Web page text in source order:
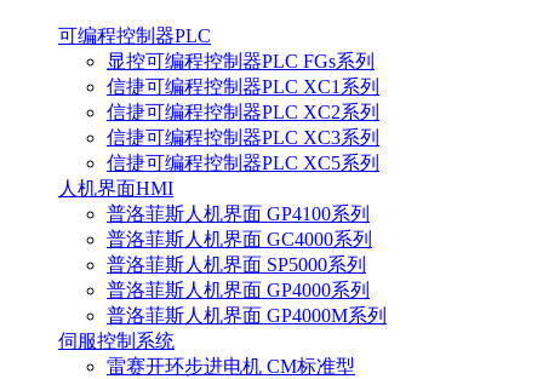
可编程控制器PLC
显控可编程控制器PLC FGs系列
信捷可编程控制器PLC XC1系列
信捷可编程控制器PLC XC2系列
信捷可编程控制器PLC XC3系列
信捷可编程控制器PLC XC5系列
人机界面HMI
普洛菲斯人机界面 GP4100系列
普洛菲斯人机界面 GC4000系列
普洛菲斯人机界面 SP5000系列
普洛菲斯人机界面 GP4000系列
普洛菲斯人机界面 GP4000M系列
伺服控制系统
雷赛开环步进电机 CM标准型